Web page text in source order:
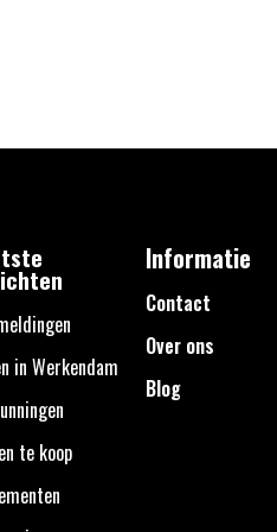
in Werkendam
te koop
Informatie
Contact
Over ons
Blog